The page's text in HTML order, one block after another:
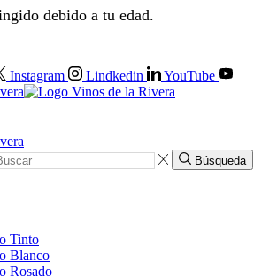
debido a tu edad.
Instagram Lindkedin YouTube
Búsqueda
Tinto
Blanco
Rosado